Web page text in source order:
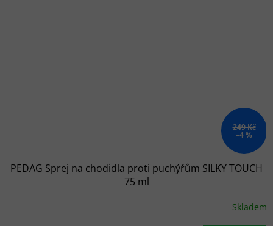
249 Kč
–4 %
PEDAG Sprej na chodidla proti puchýřům SILKY TOUCH
75 ml
Skladem